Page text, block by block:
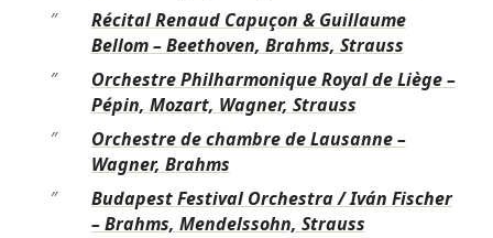
″
Récital Renaud Capuçon & Guillaume
Bellom – Beethoven, Brahms, Strauss
″
Orchestre Philharmonique Royal de Liège –
Pépin, Mozart, Wagner, Strauss
″
Orchestre de chambre de Lausanne –
Wagner, Brahms
″
Budapest Festival Orchestra / Iván Fischer
– Brahms, Mendelssohn, Strauss